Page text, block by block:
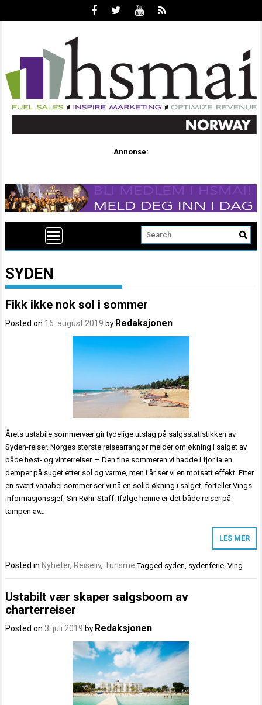
Annonse:
SYDEN
Fikk ikke nok sol i sommer
Posted on 16. august 2019 by Redaksjonen
Årets ustabile sommervær gir tydelige utslag på salgsstatistikken av
Syden-reiser. Norges største reisearrangør melder om økning i salget av
både høst- og vinterreiser. – Den fine sommeren vi hadde i fjor la en
demper på suget etter sol og varme, men i år ser vi en motsatt effekt. Etter
en svært variabel sommer ser vi nå en solid økning i salget, forteller Vings
informasjonssjef, Siri Røhr-Staff. Ifølge henne er det både reiser på
tampen av…
LES MER
Posted in Nyheter, Reiseliv,Turisme Tagged syden, sydenferie,Ving
Ustabilt vær skaper salgsboom av
charterreiser
Posted on 3. juli 2019 by Redaksjonen